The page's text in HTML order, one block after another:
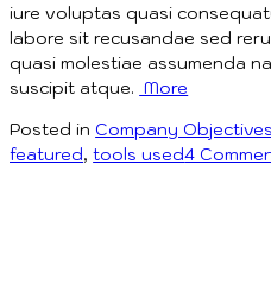
iure voluptas quasi
labore sit recusandae sed
quasi molestiae assumenda
suscipit atque. More
Posted in Company Objectives
featured,tools used4